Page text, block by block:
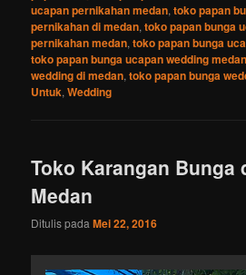
ucapan pernikahan medan,toko papan
pernikahan di medan,toko papan bunga
pernikahan medan,toko papan bunga
toko papan bunga ucapan wedding medan
wedding di medan,toko papan bunga
Untuk,Wedding
Toko Karangan Bunga
Medan
Ditulis padaMei 22, 2016